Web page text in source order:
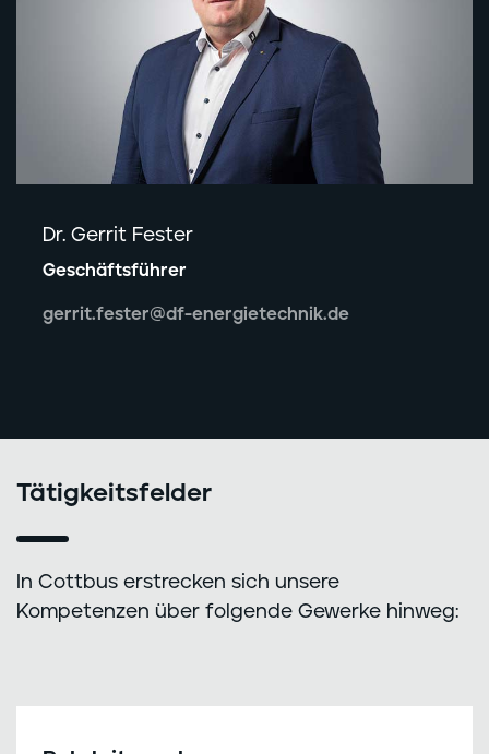
Dr. Gerrit Fester
Geschäftsführer
gerrit.fester@df-energietechnik.de
Tätigkeitsfelder
In Cottbus erstrecken sich unsere
Kompetenzen über folgende Gewerke hinweg: